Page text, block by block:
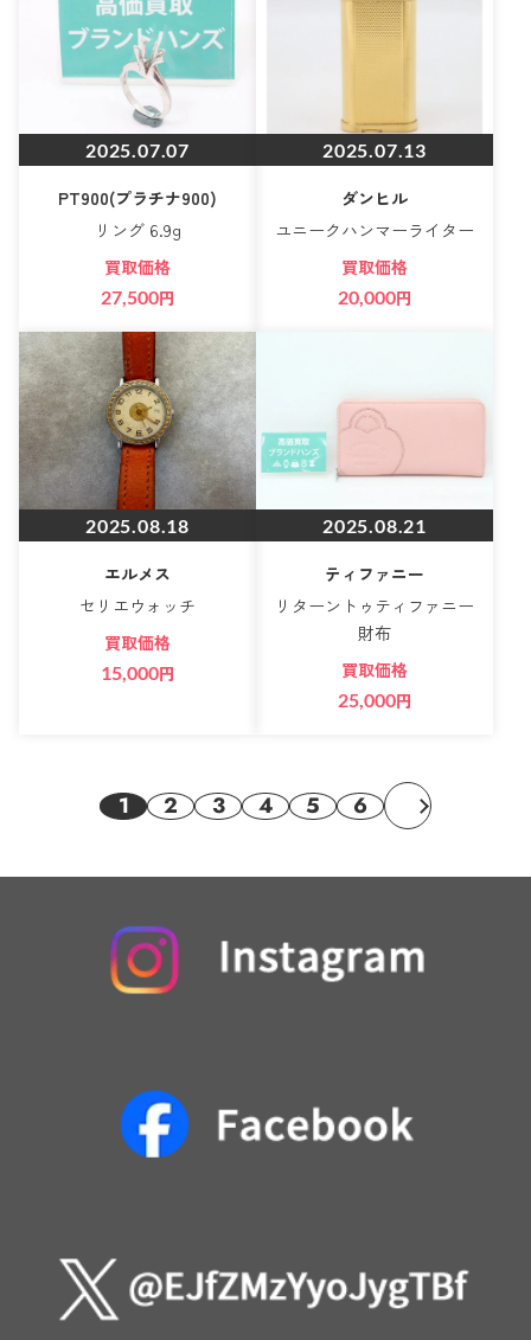
2025.07.07
PT900(プラチナ900)
リング 6.9g
買取価格
27,500円
2025.07.13
ダンヒル
ユニークハンマーライター
買取価格
20,000円
2025.08.18
エルメス
セリエウォッチ
買取価格
15,000円
2025.08.21
ティファニー
リターントゥティファニー
財布
買取価格
25,000円
1 2 3 4 5 6